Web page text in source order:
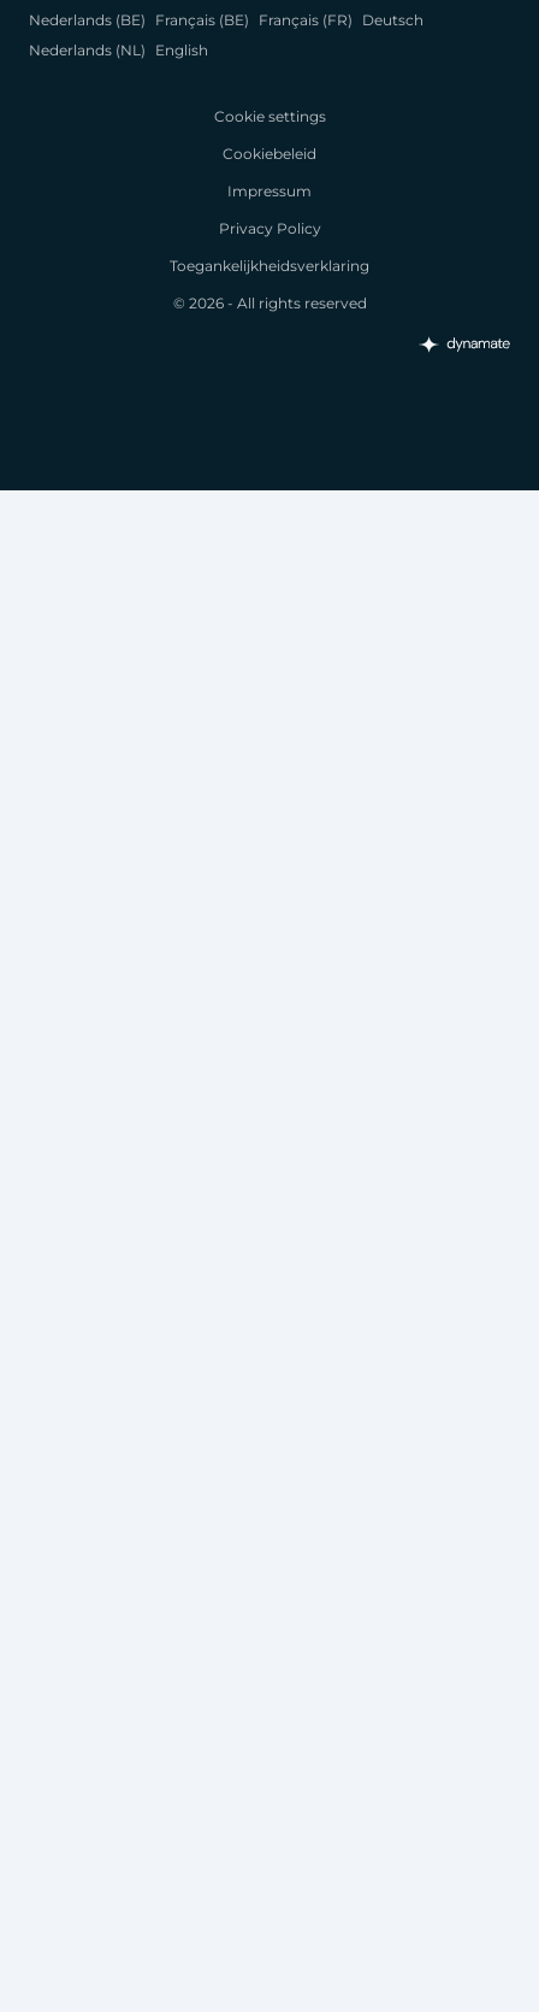
Nederlands (BE) Français (BE) Français (FR)
Deutsch
Nederlands (NL)
English
Cookie settings
Cookiebeleid
Impressum
Privacy Policy
Toegankelijkheidsverklaring
© 2026 - All rights reserved